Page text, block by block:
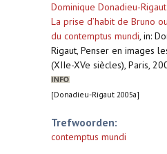
Dominique Donadieu-Rigaut
La prise d’habit de Bruno
du contemptus mundi, in:
Rigaut, Penser en images
(XIIe-XVe siècles), Paris,
[Donadieu-Rigaut 2005a]
Trefwoorden:
contemptus mundi